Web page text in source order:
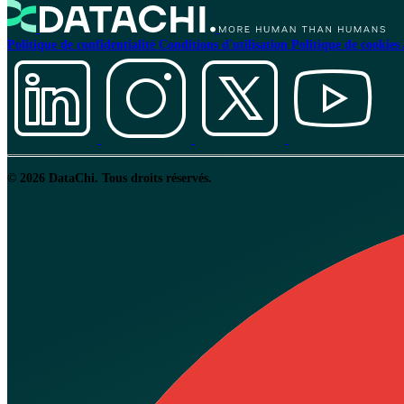
Politique de confidentialité Conditions d'utilisation Politique de cookies
© 2026 DataChi. Tous droits réservés.